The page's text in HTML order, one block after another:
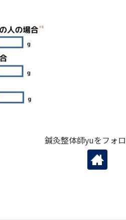
鍼灸整体師yuをフォ